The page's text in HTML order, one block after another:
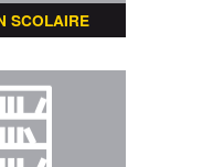
SCOLAIRE